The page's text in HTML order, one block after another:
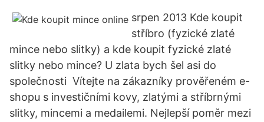
srpen 2013 Kde koupit
stříbro (fyzické zlaté
mince nebo slitky) a kde koupit fyzické zlaté
slitky nebo mince? U zlata bych šel asi do
společnosti Vítejte na zákazníky prověřeném e-
shopu s investičními kovy, zlatými a stříbrnými
slitky, mincemi a medailemi. Nejlepší poměr mezi